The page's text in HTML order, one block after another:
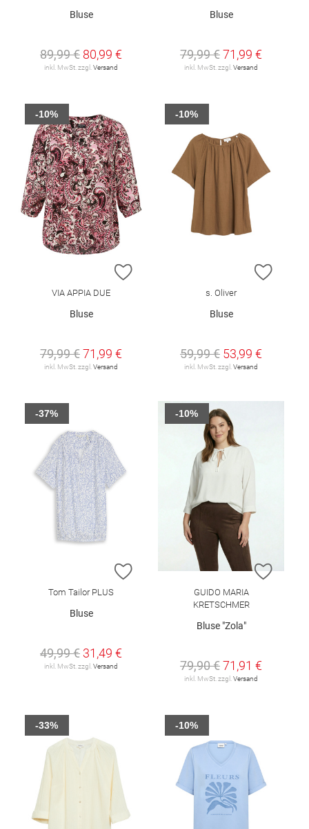
Bluse
89,99 € 80,99 €
inkl. MwSt. zzgl. Versand
Bluse
79,99 €71,99 €
inkl. MwSt. zzgl. Versand
ZUR WUNSCHLISTE HINZUFÜGEN
VIA APPIA DUE
Bluse
79,99 €71,99 €
inkl. MwSt. zzgl. Versand
-10%
ZUR
s. Oliver
Bluse
59,99 € 53,99 €
inkl. MwSt. zzgl. Versand
-10%
ZUR WUNSCHLISTE HINZUFÜGEN
Tom Tailor PLUS
Bluse
49,99 € 31,49 €
inkl. MwSt. zzgl. Versand
-37%
ZUR
GUIDO MARIA
KRETSCHMER
Bluse "Zola"
79,90 €71,91 €
inkl. MwSt. zzgl. Versand
-10%
-33% -10%